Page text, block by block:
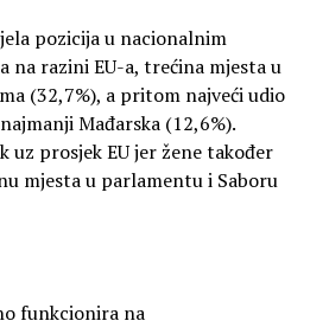
pozicija u nacionalnim
na razini EU-a, trećina mjesta u
(32,7%), a pritom najveći udio
Mađarska (12,6%).
uz prosjek EU jer žene također
mjesta u parlamentu i Saboru
funkcionira na